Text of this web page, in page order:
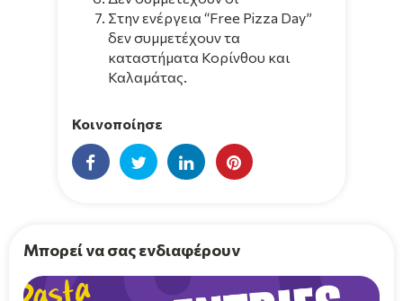
Στην ενέργεια “Free Pizza Day”
δεν συμμετέχουν τα
καταστήματα Κορίνθου και
Καλαμάτας.
Κοινοποίησε
Μπορεί να σας ενδιαφέρουν